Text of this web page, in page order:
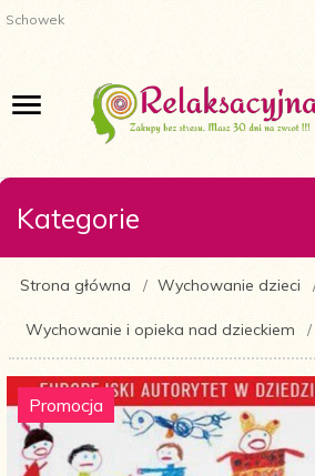
Schowek
Kategorie
Strona główna Wychowanie dzieci
Wychowanie i opieka nad dzieckiem
Promocja